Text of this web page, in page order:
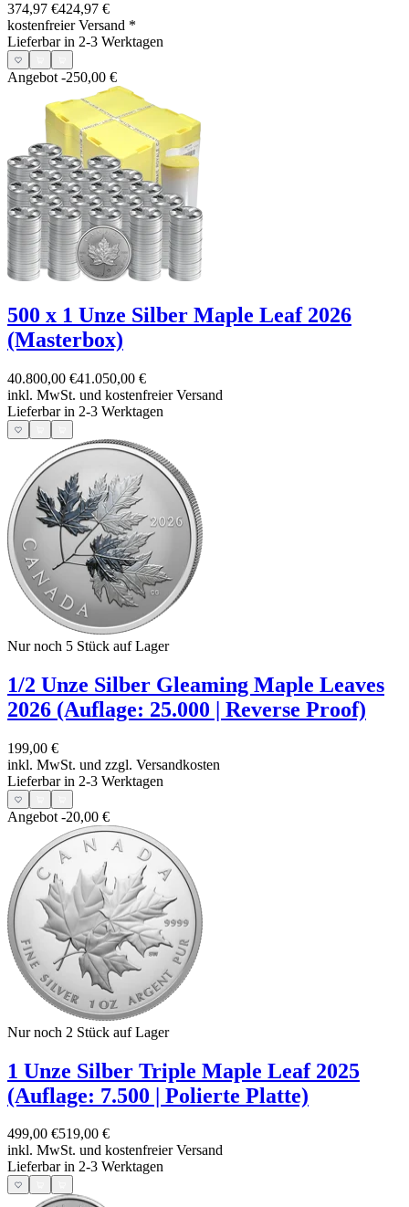
374,97 €424,97 €
kostenfreier Versand *
Lieferbar in 2-3 Werktagen
Angebot -250,00 €
500 x 1 Unze Silber Maple Leaf 2026
(Masterbox)
40.800,00 €41.050,00 €
inkl. MwSt. und kostenfreier Versand
Lieferbar in 2-3 Werktagen
Nur noch 5 Stück auf Lager
1/2 Unze Silber Gleaming Maple Leaves
2026 (Auflage: 25.000 | Reverse Proof)
199,00 €
inkl. MwSt. und zzgl. Versandkosten
Lieferbar in 2-3 Werktagen
Angebot -20,00 €
Nur noch 2 Stück auf Lager
1 Unze Silber Triple Maple Leaf 2025
(Auflage: 7.500 | Polierte Platte)
499,00 €519,00 €
inkl. MwSt. und kostenfreier Versand
Lieferbar in 2-3 Werktagen